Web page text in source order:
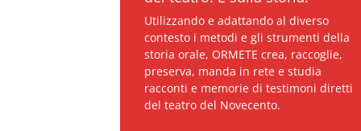
Utilizzando e adattando al diverso
contesto i metodi e gli strumenti della
storia orale, ORMETE crea, raccoglie,
preserva, manda in rete e studia
racconti e memorie di testimoni diretti
del teatro del Novecento.